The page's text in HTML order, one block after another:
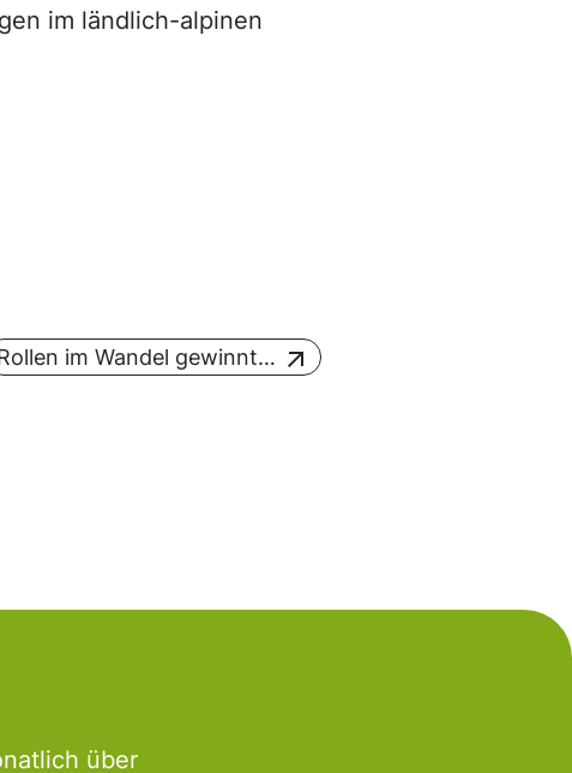
im ländlich-alpinen
im Wandel gewinnt…
über